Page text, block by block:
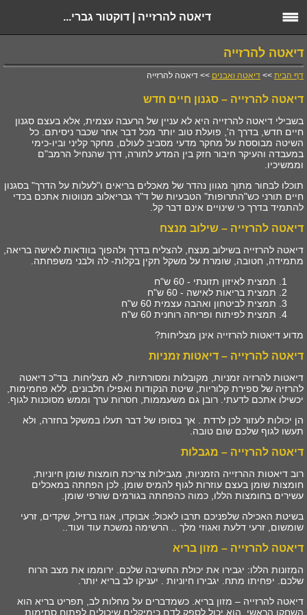
דיאטה להרזייה | דוקטור גברי...
דיאטה להרזייה
דף הבית >> דיאטה ואבנים >> דיאטה להרזייה
דיאטה להרזייה – סגנון חיים חדש
בשבילי דיאטה להרזייה היא לא עניין של הרעבה עצמית, אלא בעצם סגנון
חיים חדש, בדרך ה', פועלת טוב יותר מכל דבר אחר שכבר ניסיתם. כל
השיטה מבוססת על מחקר מדעי מסביב לעולם, מחקר קליני וביו-כימי
במעבדה והעיקר חיבור חזק בין המדע לתורה, דרך שהנחיל הרמב"ם
וממשיכיו.
תוכלו לבחור מתוך מגוון נהדר של מאכלים בריאים ו"לעלות על הדרך" בסגנון
חיים תורני כש"התרופות" הטבעיות של ד"ר גבריאלוב מנווטות אתכם בכדי
להתמיד בדרך כי שינויים אינם דבר קל.
דיאטה להרזייה – שילוב מנצח
דיאטה להרזייה בשילוב מנצח, להצליח בדרך ולהפוך בוודאות לאישה בריאה,
מתמידה, חטובה, שומרת על משקל תקין בקלות- לה ולבני משפחתה.
תמצית לאיזון תזונתי - 60 ש"ח
תמצית בריאות לאישה - 60 ש"ח
תמצית לביטחון ואהבה עצמית 60 ש"ח
תמצית לפיתוח ופריחה רוחנית 60 ש"ח
מדוע דיאטות להרזייה אינן מצליחות?
דיאטה להרזייה – דיאטות זמניות
דיאטות להרזיה זמניות, מקובלות ומסורתיות, לא מצליחות. בד"כ דיאטה
להרזיה של ספירת קלוריות, שיטת הנקודות ואפילו חלבונים, ללא פחמימות,
יכשילו אתכם לדעתי. רובן גם משעממות, חסרות ערך וממש מסוכנות לגוף.
הן יכולות לעזור לכן לרדת . אך בסופו של דבר תעלו במשקל בחזרה, ולא
תעשו לגוף שלכם שום טובה.
דיאטה להרזייה – מגבלות
רוב דיאטות ההרזייה הזמניות, מגבילות צריכת חומצות שומן חיוניות,
חומצות שומן בעצם עוזרות לגוף להמיס שומן. לכן הפחתה במאכלים
עשירים בחומצות הללו, כמוה כהפחתה בגורמים שורפי שומן.
בשיטת האכילה שלפניכם תרבו לאכול: אבוקדו, אגוז ברזיל, שקדים, זרעי
שומשום, זרעי דלעת ואגוזי מלך .. הרשימה נמשכת עוד ועוד..
דיאטה להרזייה – מזון בריא
המזונות הללו: יגבירו את יכולת החשיבה שלכם. ירוממו את מצב הרוח
שלכם. יפחיתו מתח. יגבירו חיוניות . יעניקו לב בריא יותר.
דיאטה להרזייה – מזון בריא. כשמדברים על מחלות לב, תפריט בריא הוא
השחקן הראשי. הוא יכול לספק לדם כימיקלים שיכולים לפתוח סתימות